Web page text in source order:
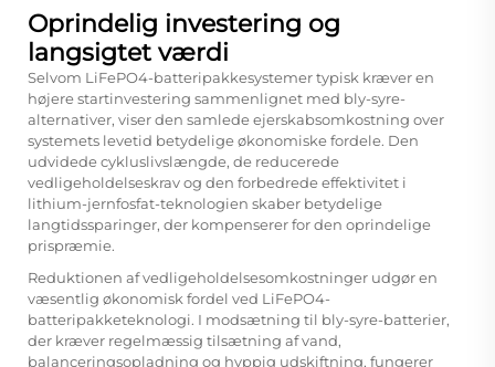
Oprindelig investering og
langsigtet værdi
Selvom LiFePO4-batteripakkesystemer typisk kræver en
højere startinvestering sammenlignet med bly-syre-
alternativer, viser den samlede ejerskabsomkostning over
systemets levetid betydelige økonomiske fordele. Den
udvidede cykluslivslængde, de reducerede
vedligeholdelseskrav og den forbedrede effektivitet i
lithium-jernfosfat-teknologien skaber betydelige
langtidssparinger, der kompenserer for den oprindelige
prispræmie.
Reduktionen af vedligeholdelsesomkostninger udgør en
væsentlig økonomisk fordel ved LiFePO4-
batteripakketeknologi. I modsætning til bly-syre-batterier,
der kræver regelmæssig tilsætning af vand,
balanceringsopladning og hyppig udskiftning, fungerer